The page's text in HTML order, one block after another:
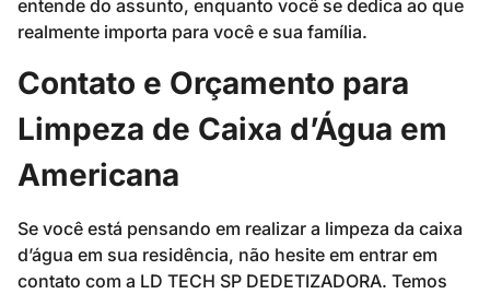
entende do assunto, enquanto você se dedica ao que
realmente importa para você e sua família.
Contato e Orçamento para
Limpeza de Caixa d’Água em
Americana
Se você está pensando em realizar a limpeza da caixa
d’água em sua residência, não hesite em entrar em
contato com a LD TECH SP DEDETIZADORA. Temos